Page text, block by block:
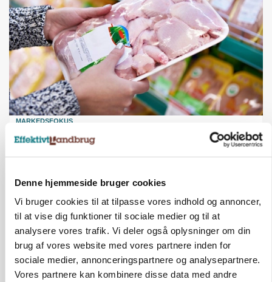
Denne hjemmeside bruger cookies
Vi bruger cookies til at tilpasse vores indhold og annoncer,
til at vise dig funktioner til sociale medier og til at
analysere vores trafik. Vi deler også oplysninger om din
brug af vores website med vores partnere inden for
sociale medier, annonceringspartnere og analysepartnere.
Vores partnere kan kombinere disse data med andre
MARKEDSFOKUS
Prisgab på 20 kroner pr. kg vokser: Polsk kylling
presser markedet